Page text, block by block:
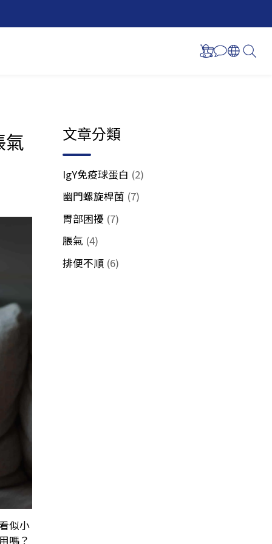
氣
似小
嗎？
文章分類
IgY免疫球蛋白 (2)
幽門螺旋桿菌 (7)
胃部困擾 (7)
脹氣 (4)
排便不順 (6)